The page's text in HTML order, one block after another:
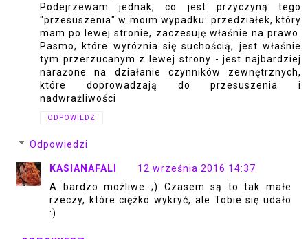
Podejrzewam jednak, co jest przyczyną tego
"przesuszenia" w moim wypadku: przedziałek, który
mam po lewej stronie, zaczesuję właśnie na prawo.
Pasmo, które wyróżnia się suchością, jest właśnie
tym przerzucanym z lewej strony - jest najbardziej
narażone na działanie czynników zewnętrznych,
które doprowadzają do przesuszenia i
nadwrażliwości
ODPOWIEDZ
Odpowiedzi
KASIANAFALI
12 września 2016 14:37
A bardzo możliwe ;) Czasem są to tak małe
rzeczy, które ciężko wykryć, ale Tobie się udało
:)